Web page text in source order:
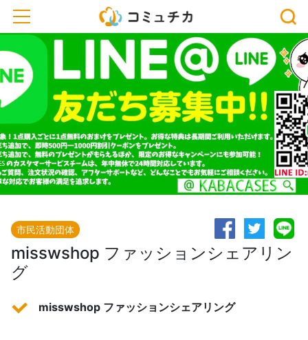
toggle navigation
市民活動団体
misswshop ファッションシェアリン
グ
misswshop ファッションシェアリング